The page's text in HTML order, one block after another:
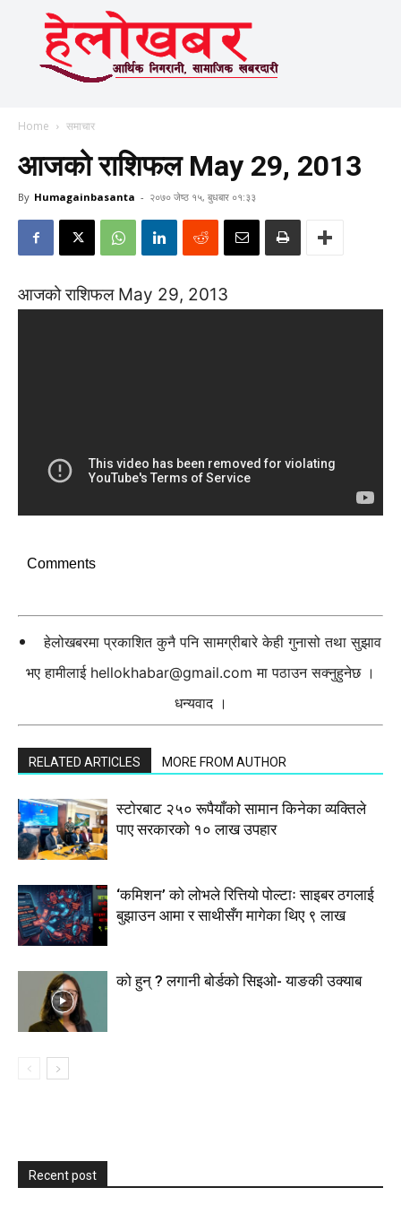
Home समाचार
आजको राशिफल May 29, 2013
By Humagainbasanta - २०७० जेष्ठ १५, बुधबार ०१:३३
आजको राशिफल May 29, 2013
Comments
हेलोखबरमा प्रकाशित कुनै पनि सामग्रीबारे केही गुनासो तथा सुझाव
भए हामीलाई hellokhabar@gmail.com मा पठाउन सक्नुहुनेछ ।
धन्यवाद ।
RELATED ARTICLES MORE FROM AUTHOR
स्टाेरबाट २५० रूपैयाँको सामान किनेका व्यक्तिले
पाए सरकारको १० लाख उपहार
‘कमिशन’ को लोभले रित्तियो पोल्टाः साइबर ठगलाई
बुझाउन आमा र साथीसँग मागेका थिए ९ लाख
को हुन् ? लगानी बोर्डको सिइओ- याङकी उक्याब
Recent post